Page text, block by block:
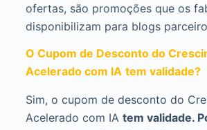
ofertas, são promoções que os
disponibilizam para blogs
O Cupom de Desconto do
Acelerado com IA tem validade?
Sim, o cupom de desconto do
Acelerado com IA tem validade.